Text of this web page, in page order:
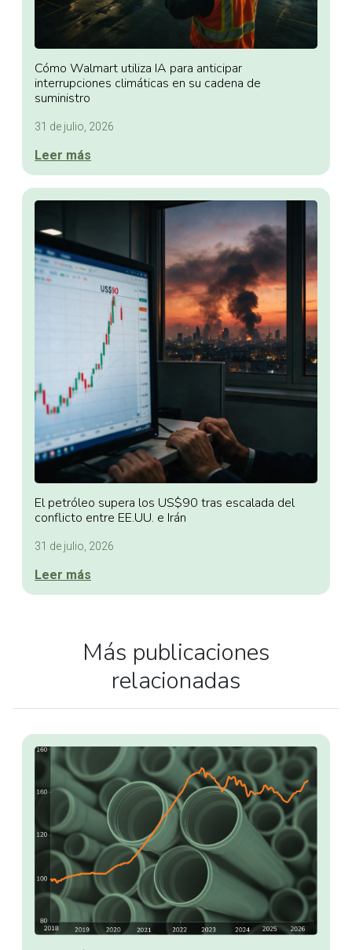
Cómo Walmart utiliza IA para anticipar
interrupciones climáticas en su cadena de
suministro
31 de julio, 2026
Leer más
El petróleo supera los US$90 tras escalada del
conflicto entre EE.UU. e Irán
31 de julio, 2026
Leer más
Más publicaciones
relacionadas